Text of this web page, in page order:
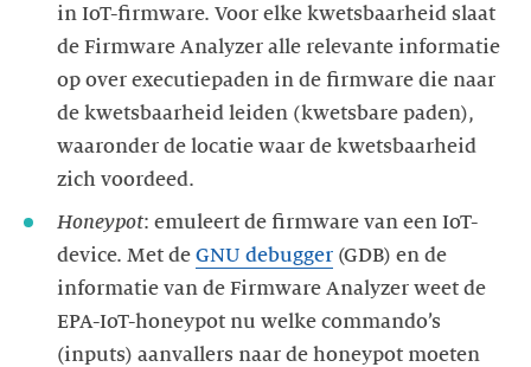
in IoT-firmware. Voor elke kwetsbaarheid slaat
de Firmware Analyzer alle relevante informatie
op over executiepaden in de firmware die naar
de kwetsbaarheid leiden (kwetsbare paden),
waaronder de locatie waar de kwetsbaarheid
Honeypot: emuleert de firmware van een IoT-
device. Met de GNU debugger (GDB) en de
informatie van de Firmware Analyzer weet de
EPA-IoT-honeypot nu welke commando’s
(inputs) aanvallers naar de honeypot moeten